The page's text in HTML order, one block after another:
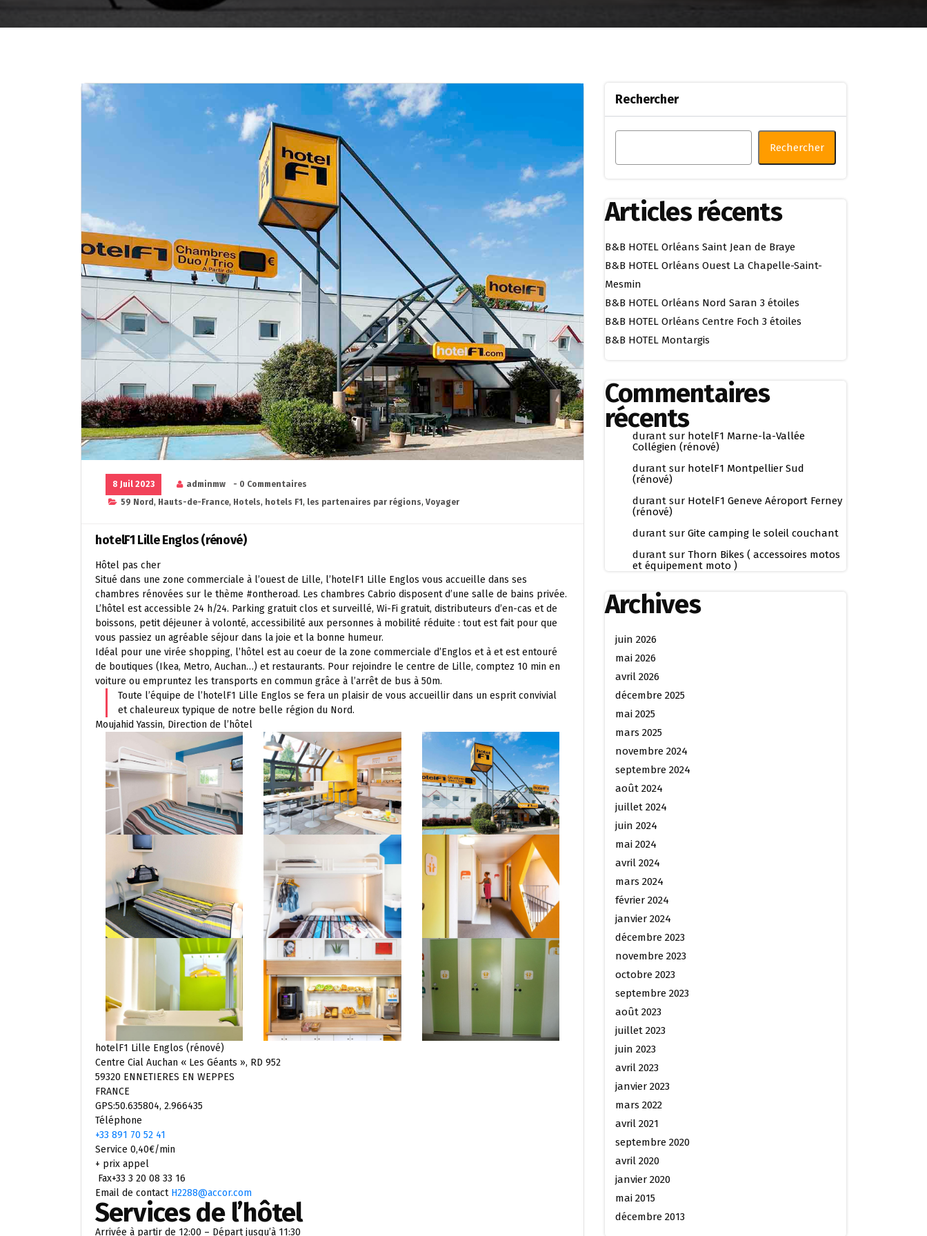
8 Juil 2023 adminmw
- 0 Commentaires
59 Nord , Hauts-de-France, Hotels, hotels F1 , les partenaires par régions, Voyager
hotelF1 Lille Englos (rénové)
Hôtel pas cher
Situé dans une zone commerciale à l’ouest de Lille, l’hotelF1 Lille Englos vous accueille dans ses
chambres rénovées sur le thème #ontheroad. Les chambres Cabrio disposent d’une salle de bains privée.
L’hôtel est accessible 24 h/24. Parking gratuit clos et surveillé, Wi-Fi gratuit, distributeurs d’en-cas et de
boissons, petit déjeuner à volonté, accessibilité aux personnes à mobilité réduite : tout est fait pour que
vous passiez un agréable séjour dans la joie et la bonne humeur.
Idéal pour une virée shopping, l’hôtel est au coeur de la zone commerciale d’Englos et à et est entouré
de boutiques (Ikea, Metro, Auchan…) et restaurants. Pour rejoindre le centre de Lille, comptez 10 min en
voiture ou empruntez les transports en commun grâce à l’arrêt de bus à 50m.
Toute l’équipe de l’hotelF1 Lille Englos se fera un plaisir de vous accueillir dans un esprit convivial
et chaleureux typique de notre belle région du Nord.
Moujahid Yassin, Direction de l’hôtel
hotelF1 Lille Englos (rénové)
Centre Cial Auchan « Les Géants », RD 952
59320 ENNETIERES EN WEPPES
FRANCE
GPS:50.635804, 2.966435
Téléphone
+33 891 70 52 41
Service 0,40€/min
+ prix appel
Fax+33 3 20 08 33 16
Email de contact H2288@accor.com
Services de l’hôtel
Arrivée à partir de 12:00 – Départ jusqu’à 11:30
Rechercher
Rechercher
Articles récents
B&B HOTEL Orléans Saint Jean de Braye
B&B HOTEL Orléans Ouest La Chapelle-Saint-
Mesmin
B&B HOTEL Orléans Nord Saran 3 étoiles
B&B HOTEL Orléans Centre Foch 3 étoiles
B&B HOTEL Montargis
Commentaires
récents
durant sur hotelF1 Marne-la-Vallée
Collégien (rénové)
durant sur hotelF1 Montpellier Sud
(rénové)
durant sur HotelF1 Geneve Aéroport Ferney
(rénové)
durant sur Gite camping le soleil couchant
durant sur Thorn Bikes ( accessoires motos
et équipement moto )
Archives
juin 2026
mai 2026
avril 2026
décembre 2025
mai 2025
mars 2025
novembre 2024
septembre 2024
août 2024
juillet 2024
juin 2024
mai 2024
avril 2024
mars 2024
février 2024
janvier 2024
décembre 2023
novembre 2023
octobre 2023
septembre 2023
août 2023
juillet 2023
juin 2023
avril 2023
janvier 2023
mars 2022
avril 2021
septembre 2020
avril 2020
janvier 2020
mai 2015
décembre 2013